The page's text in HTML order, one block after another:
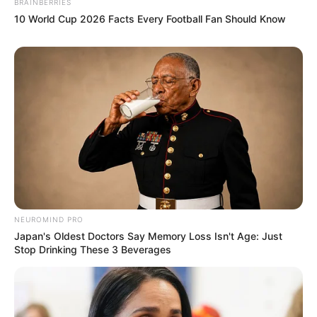
Golongan Darah: B
Hobi : Memasak, Membaca
minami_hamabe.official
Twitter:MINAMI373HAMABE
TikTok: –
Fakta Menarik
BRAINBERRIES
10 World Cup 2026 Facts Every Football Fan Should Know
NEUROMIND PRO
Japan's Oldest Doctors Say Memory Loss Isn't Age: Just
Stop Drinking These 3 Beverages